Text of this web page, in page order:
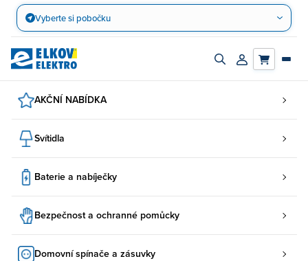
Přejít
obsah
Vyberte si pobočku
Zapnout/vypnout
Přihlásit/
AKČNÍ NABÍDKA
Svítidla
Baterie a nabíječky
Bezpečnost a ochranné pomůcky
Domovní spínače a zásuvky